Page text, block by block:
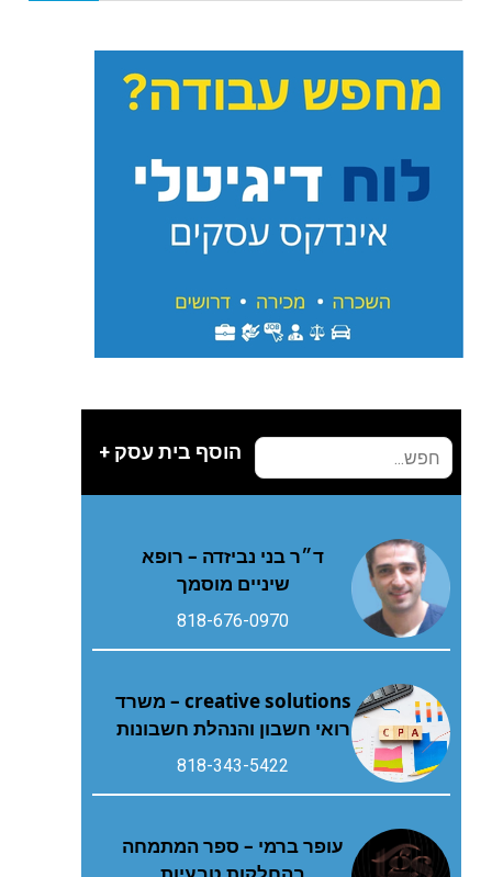
הוסף בית עסק +
ד״ר בני נביזדה – רופא
שיניים מוסמך
818-676-0970
creative solutions – משרד
רואי חשבון והנהלת חשבונות
818-343-5422
עופר ברמי – ספר המתמחה